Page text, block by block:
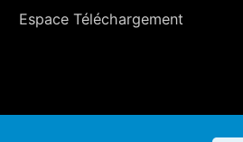
Espace Téléchargement